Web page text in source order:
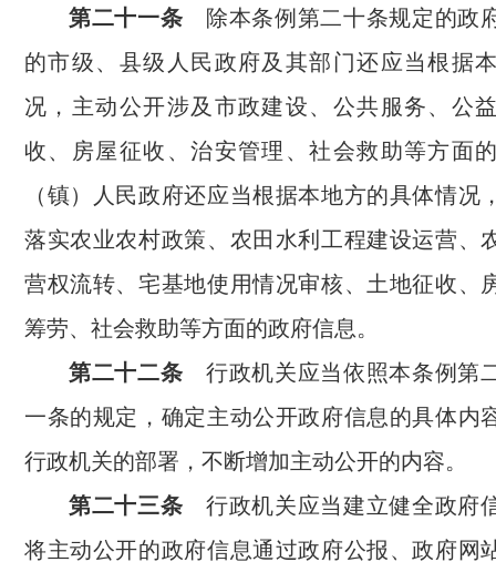
第二十一条 除本条例第二十条规定的政
的市级、县级人民政府及其部门还应当根据
况，主动公开涉及市政建设、公共服务、公
收、房屋征收、治安管理、社会救助等方面
（镇）人民政府还应当根据本地方的具体情况
落实农业农村政策、农田水利工程建设运营、
营权流转、宅基地使用情况审核、土地征收、
筹劳、社会救助等方面的政府信息。
第二十二条 行政机关应当依照本条例第
一条的规定，确定主动公开政府信息的具体内
行政机关的部署，不断增加主动公开的内容。
第二十三条 行政机关应当建立健全政府
将主动公开的政府信息通过政府公报、政府网